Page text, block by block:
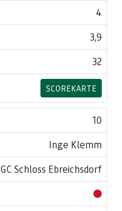
4
3,9
32
SCOREKARTE
10
Inge Klemm
GC Schloss Ebreichsdorf